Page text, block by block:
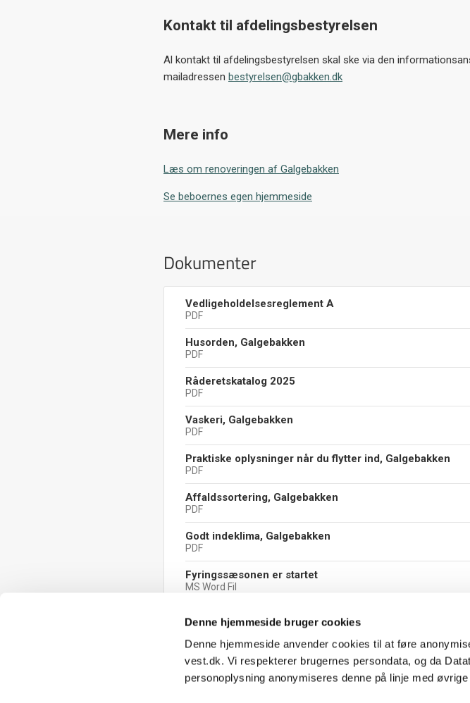
Denne hjemmeside bruger cookies
Denne hjemmeside anvender cookies til at føre
vest.dk. Vi respekterer brugernes persondata, og da
personoplysning anonymiseres denne på linje med
Kontakt til afdelingsbestyrelsen
Al kontakt til afdelingsbestyrelsen skal ske via den
mailadressen bestyrelsen@gbakken.dk
Mere info
Læs om renoveringen af Galgebakken
Se beboernes egen hjemmeside
Dokumenter
Vedligeholdelsesreglement A
PDF
Husorden, Galgebakken
PDF
Råderetskatalog 2025
PDF
Vaskeri, Galgebakken
PDF
Praktiske oplysninger når du flytter ind, Galgebakken
PDF
Affaldssortering, Galgebakken
PDF
Godt indeklima, Galgebakken
PDF
Fyringssæsonen er startet
MS Word Fil